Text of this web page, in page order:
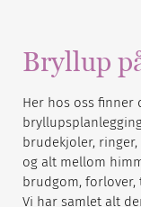
Bryllup
Her hos oss
brudekjoler,
og alt mellom
brudgom, forlover,
Vi har samlet alt